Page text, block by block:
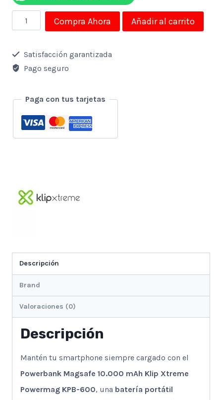
Powerbank
10.000
mAh
Xtreme
Powermag
KPB-
Compra Ahora Añadir al carrito
Satisfacción garantizada
Pago seguro
Paga con tus tarjetas
Descripción
Brand
Valoraciones (0)
Descripción
Mantén tu smartphone siempre cargado con el
Powerbank Magsafe 10.000 mAh Klip Xtreme
Powermag KPB-600, una batería portátil